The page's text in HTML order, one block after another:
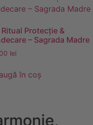
Protecție &
– Sagrada Madre
lei
în coș